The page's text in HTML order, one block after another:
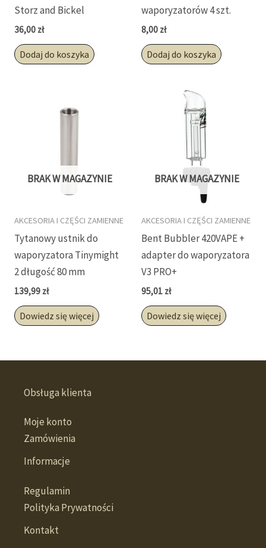
Storz and Bickel
36,00 zł
Dodaj do koszyka
waporyzatorów 4 szt.
8,00 zł
Dodaj do koszyka
BRAK W MAGAZYNIE
AKCESORIA I CZĘŚCI ZAMIENNE
Tytanowy ustnik do
waporyzatora Tinymight
2 długość 80 mm
139,99 zł
Dowiedz się więcej
BRAK W MAGAZYNIE
AKCESORIA I CZĘŚCI ZAMIENNE
Bent Bubbler 420VAPE +
adapter do waporyzatora
V3 PRO+
95,01 zł
Dowiedz się więcej
Obsługa klienta
Moje konto
Zamówienia
Informacje
Regulamin
Polityka Prywatności
Kontakt